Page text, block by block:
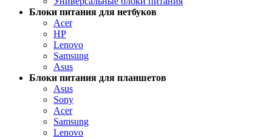
Блоки питания для нетбуков
Acer
HP
Lenovo
Samsung
Asus
Блоки питания для планшетов
Asus
Sony
Acer
Samsung
Lenovo